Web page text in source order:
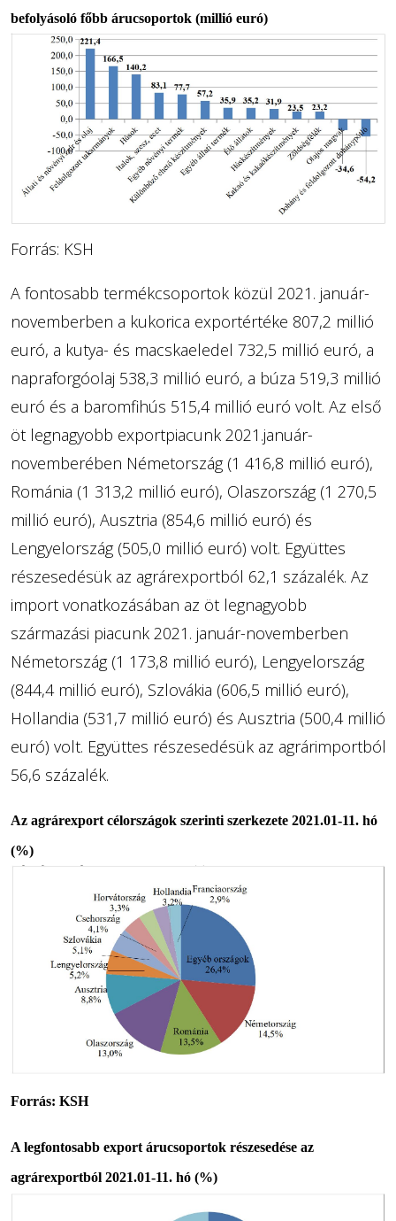
befolyásoló főbb árucsoportok (millió euró)
Forrás: KSH
A fontosabb termékcsoportok közül 2021. január-
novemberben a kukorica exportértéke 807,2 millió
euró, a kutya- és macskaeledel 732,5 millió euró, a
napraforgóolaj 538,3 millió euró, a búza 519,3 millió
euró és a baromfihús 515,4 millió euró volt. Az első
öt legnagyobb exportpiacunk 2021.január-
novemberében Németország (1 416,8 millió euró),
Románia (1 313,2 millió euró), Olaszország (1 270,5
millió euró), Ausztria (854,6 millió euró) és
Lengyelország (505,0 millió euró) volt. Együttes
részesedésük az agrárexportból 62,1 százalék. Az
import vonatkozásában az öt legnagyobb
származási piacunk 2021. január-novemberben
Németország (1 173,8 millió euró), Lengyelország
(844,4 millió euró), Szlovákia (606,5 millió euró),
Hollandia (531,7 millió euró) és Ausztria (500,4 millió
euró) volt. Együttes részesedésük az agrárimportból
56,6 százalék.
Az agrárexport célországok szerinti szerkezete 2021.01-11. hó
(%)
Forrás: KSH
A legfontosabb export árucsoportok részesedése az
agrárexportból 2021.01-11. hó (%)